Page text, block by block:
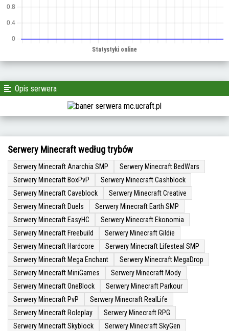
Opis serwera
Serwery Minecraft według trybów
Serwery Minecraft Anarchia SMP
Serwery Minecraft BedWars
Serwery Minecraft BoxPvP
Serwery Minecraft Cashblock
Serwery Minecraft Caveblock
Serwery Minecraft Creative
Serwery Minecraft Duels
Serwery Minecraft Earth SMP
Serwery Minecraft EasyHC
Serwery Minecraft Ekonomia
Serwery Minecraft Freebuild
Serwery Minecraft Gildie
Serwery Minecraft Hardcore
Serwery Minecraft Lifesteal SMP
Serwery Minecraft Mega Enchant
Serwery Minecraft MegaDrop
Serwery Minecraft MiniGames
Serwery Minecraft Mody
Serwery Minecraft OneBlock
Serwery Minecraft Parkour
Serwery Minecraft PvP
Serwery Minecraft RealLife
Serwery Minecraft Roleplay
Serwery Minecraft RPG
Serwery Minecraft Skyblock
Serwery Minecraft SkyGen